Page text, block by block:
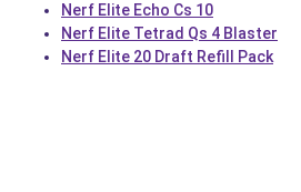
Nerf Elite Echo Cs 10
Nerf Elite Tetrad Qs 4 Blaster
Nerf Elite 20 Draft Refill Pack